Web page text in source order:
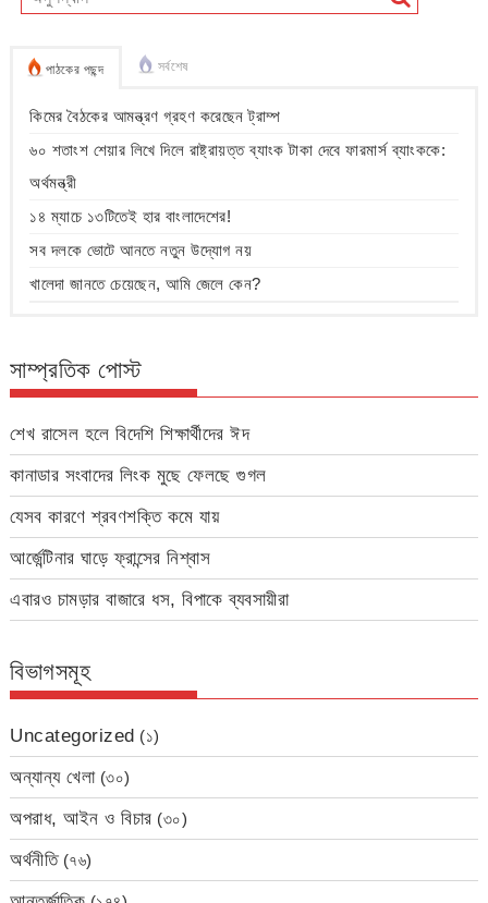
পাঠকের পছন্দ সর্বশেষ
কিমের বৈঠকের আমন্ত্রণ গ্রহণ করেছেন ট্রাম্প
৬০ শতাংশ শেয়ার লিখে দিলে রাষ্ট্রায়ত্ত ব্যাংক টাকা দেবে ফারমার্স ব্যাংককে:
অর্থমন্ত্রী
১৪ ম্যাচে ১৩টিতেই হার বাংলাদেশের!
সব দলকে ভোটে আনতে নতুন উদ্যোগ নয়
খালেদা জানতে চেয়েছেন, আমি জেলে কেন?
সাম্প্রতিক পোস্ট
শেখ রাসেল হলে বিদেশি শিক্ষার্থীদের ঈদ
কানাডার সংবাদের লিংক মুছে ফেলছে গুগল
যেসব কারণে শ্রবণশক্তি কমে যায়
আর্জেন্টিনার ঘাড়ে ফ্রান্সের নিশ্বাস
এবারও চামড়ার বাজারে ধস, বিপাকে ব্যবসায়ীরা
বিভাগসমূহ
Uncategorized (১)
অন্যান্য খেলা(৩০)
অপরাধ, আইন ও বিচার (৩০)
অর্থনীতি(৭৬)